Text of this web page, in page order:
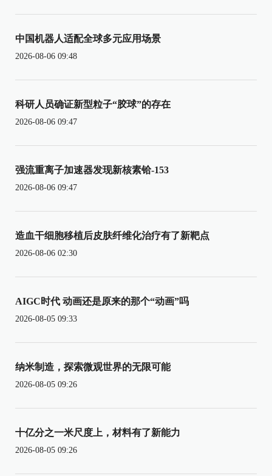
中国机器人适配全球多元应用场景
2026-08-06 09:48
科研人员确证新型粒子“胶球”的存在
2026-08-06 09:47
强流重离子加速器发现新核素铪-153
2026-08-06 09:47
造血干细胞移植后皮肤纤维化治疗有了新靶点
2026-08-06 02:30
AIGC时代 动画还是原来的那个“动画”吗
2026-08-05 09:33
纳米制造，探索微观世界的无限可能
2026-08-05 09:26
十亿分之一米尺度上，材料有了新能力
2026-08-05 09:26